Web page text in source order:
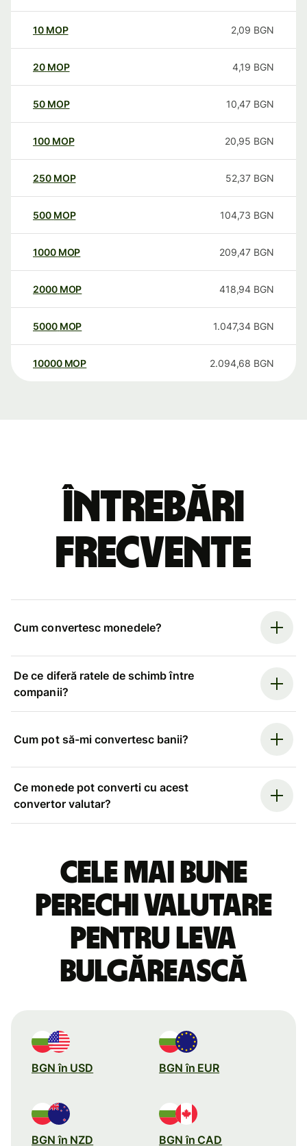
10 MOP 2,09 BGN
20 MOP 4,19 BGN
50 MOP 10,47 BGN
100 MOP 20,95 BGN
250 MOP 52,37 BGN
500 MOP 104,73 BGN
1000 MOP 209,47 BGN
2000 MOP 418,94 BGN
5000 MOP 1.047,34 BGN
10000 MOP 2.094,68 BGN
Întrebări
frecvente
Cum convertesc monedele?
De ce diferă ratele de schimb între
companii?
Cum pot să-mi convertesc banii?
Ce monede pot converti cu acest
convertor valutar?
Cele mai bune
perechi valutare
pentru leva
bulgărească
BGN în USD BGN în EUR
BGN în NZD BGN în CAD